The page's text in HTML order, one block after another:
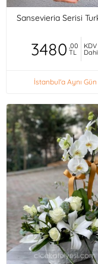
Sansevieria Serisi
3480 ,00
TL
KDV
Dahil
İstanbul'a Aynı Gün